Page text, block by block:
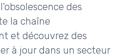
des
la chaîne
et découvrez des
à jour dans un secteur